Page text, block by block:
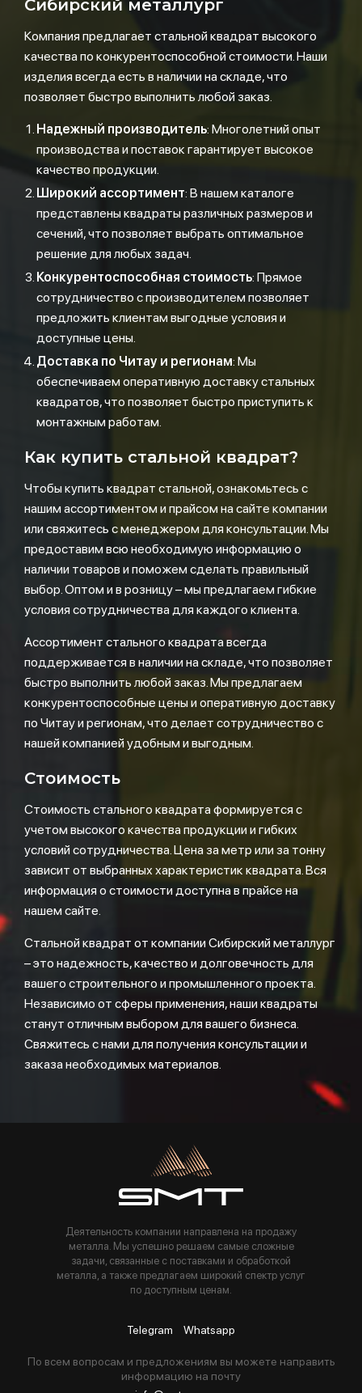
Сибирский металлург
Компания предлагает стальной квадрат высокого
качества по конкурентоспособной стоимости. Наши
изделия всегда есть в наличии на складе, что
позволяет быстро выполнить любой заказ.
Надежный производитель: Многолетний опыт
производства и поставок гарантирует высокое
качество продукции.
Широкий ассортимент: В нашем каталоге
представлены квадраты различных размеров и
сечений, что позволяет выбрать оптимальное
решение для любых задач.
Конкурентоспособная стоимость: Прямое
сотрудничество с производителем позволяет
предложить клиентам выгодные условия и
доступные цены.
Доставка по Читау и регионам: Мы
обеспечиваем оперативную доставку стальных
квадратов, что позволяет быстро приступить к
монтажным работам.
Как купить стальной квадрат?
Чтобы купить квадрат стальной, ознакомьтесь с
нашим ассортиментом и прайсом на сайте компании
или свяжитесь с менеджером для консультации. Мы
предоставим всю необходимую информацию о
наличии товаров и поможем сделать правильный
выбор. Оптом и в розницу – мы предлагаем гибкие
условия сотрудничества для каждого клиента.
Ассортимент стального квадрата всегда
поддерживается в наличии на складе, что позволяет
быстро выполнить любой заказ. Мы предлагаем
конкурентоспособные цены и оперативную доставку
по Читау и регионам, что делает сотрудничество с
нашей компанией удобным и выгодным.
Стоимость
Стоимость стального квадрата формируется с
учетом высокого качества продукции и гибких
условий сотрудничества. Цена за метр или за тонну
зависит от выбранных характеристик квадрата. Вся
информация о стоимости доступна в прайсе на
нашем сайте.
Стальной квадрат от компании Сибирский металлург
– это надежность, качество и долговечность для
вашего строительного и промышленного проекта.
Независимо от сферы применения, наши квадраты
станут отличным выбором для вашего бизнеса.
Свяжитесь с нами для получения консультации и
заказа необходимых материалов.
Деятельность компании направлена на продажу
металла. Мы успешно решаем самые сложные
задачи, связанные с поставками и обработкой
металла, а также предлагаем широкий спектр услуг
по доступным ценам.
Telegram Whatsapp
По всем вопросам и предложениям вы можете направить
информацию на почту